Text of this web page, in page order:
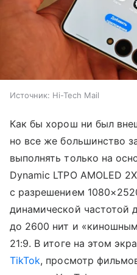
Источник: Hi-Tech Mail
Как бы хорош ни был
но все же большинство
выполнять только на
Dynamic LTPO AMOLED
с разрешением
динамической частотой
до 2600 нит и
21:9. В итоге на этом
TikTok, просмотр